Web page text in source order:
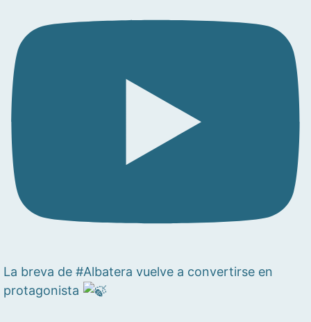
La breva de #Albatera vuelve a convertirse en
protagonista